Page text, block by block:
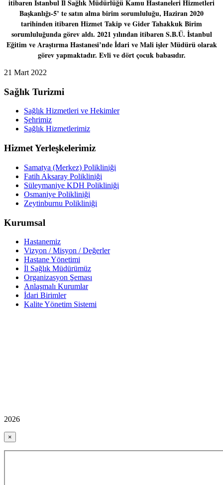
itibaren İstanbul İl Sağlık Müdürlüğü Kamu Hastaneleri Hizmetleri
Başkanlığı-5’ te satın alma birim sorumluluğu, Haziran 2020
tarihinden itibaren Hizmet Takip ve Gider Tahakkuk Birim
sorumluluğunda görev aldı. 2021 yılından itibaren S.B.Ü. İstanbul
Eğitim ve Araştırma Hastanesi’nde İdari ve Mali işler Müdürü olarak
görev yapmaktadır. Evli ve dört çocuk babasıdır.
21 Mart 2022
Sağlık Turizmi
Sağlık Hizmetleri ve Hekimler
Şehrimiz
Sağlık Hizmetlerimiz
Hizmet Yerleşkelerimiz
Samatya (Merkez) Polikliniği
Fatih Aksaray Polikliniği
Süleymaniye KDH Polikliniği
Osmaniye Polikliniği
Zeytinburnu Polikliniği
Kurumsal
Hastanemiz
Vizyon / Misyon / Değerler
Hastane Yönetimi
İl Sağlık Müdürümüz
Organizasyon Şeması
Anlaşmalı Kurumlar
İdari Birimler
Kalite Yönetim Sistemi
2026
×